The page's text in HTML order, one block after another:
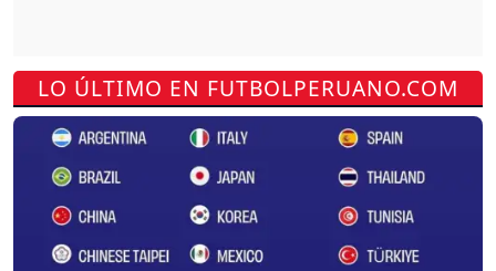
LO ÚLTIMO EN FUTBOLPERUANO.COM